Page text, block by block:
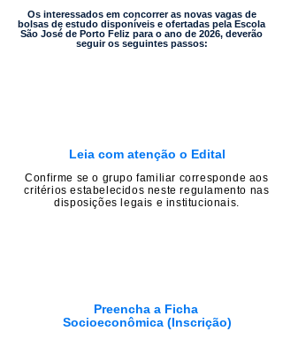
Os interessados em concorrer as novas vagas de
bolsas de estudo disponíveis e ofertadas pela Escola
São José de Porto Feliz para o ano de 2026, deverão
seguir os seguintes passos:
Leia com atenção o Edital
Confirme se o grupo familiar corresponde aos
critérios estabelecidos neste regulamento nas
disposições legais e institucionais.
Preencha a Ficha
Socioeconômica (Inscrição)